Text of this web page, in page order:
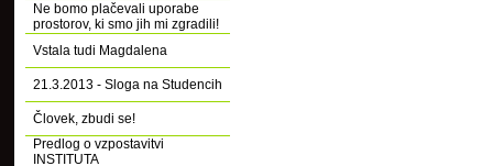
Ne bomo plačevali uporabe
prostorov, ki smo jih mi zgradili!
Vstala tudi Magdalena
21.3.2013 - Sloga na Studencih
Človek, zbudi se!
Predlog o vzpostavitvi
INSTITUTA